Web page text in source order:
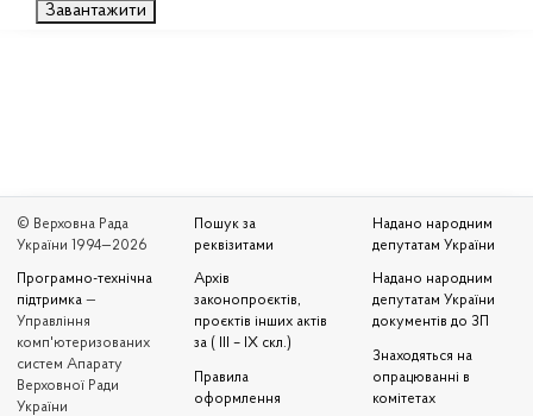
Завантажити
© Верховна Рада
України 1994—2026
Програмно-технічна
підтримка —
Управління
комп'ютеризованих
систем Апарату
Верховної Ради
України
Пошук за
реквізитами
Архів
законопроєктів,
проєктів інших актів
за ( III – IX скл.)
Правила
оформлення
Надано народним
депутатам України
Надано народним
депутатам України
документів до ЗП
Знаходяться на
опрацюванні в
комітетах